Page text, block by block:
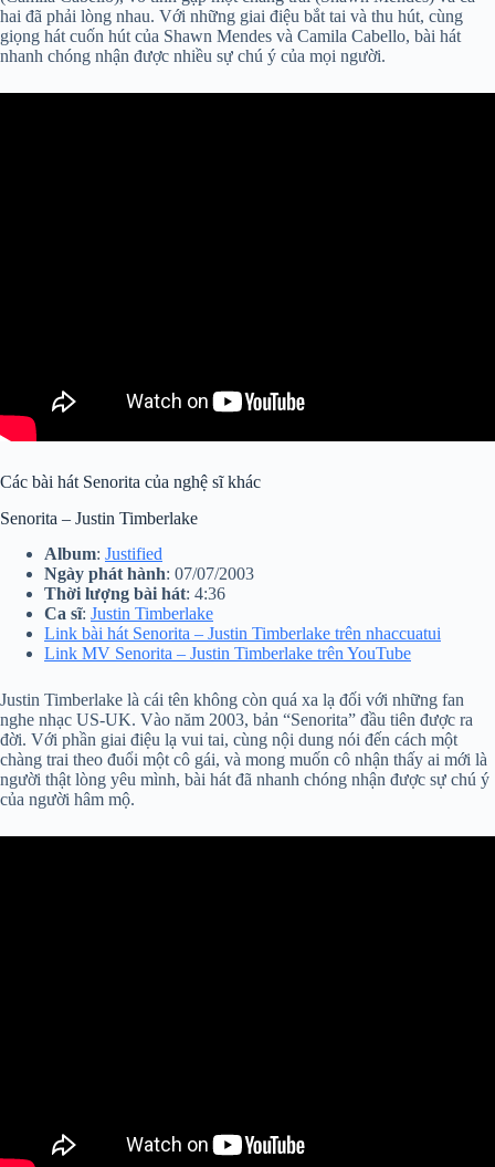
hai đã phải lòng nhau. Với những giai điệu bắt tai và thu hút, cùng
giọng hát cuốn hút của Shawn Mendes và Camila Cabello, bài hát
nhanh chóng nhận được nhiều sự chú ý của mọi người.
Các bài hát Senorita của nghệ sĩ khác
Senorita – Justin Timberlake
Album: Justified
Ngày phát hành: 07/07/2003
Thời lượng bài hát: 4:36
Ca sĩ: Justin Timberlake
Link bài hát Senorita – Justin Timberlake trên nhaccuatui
Link MV Senorita – Justin Timberlake trên YouTube
Justin Timberlake là cái tên không còn quá xa lạ đối với những fan
nghe nhạc US-UK. Vào năm 2003, bản “Senorita” đầu tiên được ra
đời. Với phần giai điệu lạ vui tai, cùng nội dung nói đến cách một
chàng trai theo đuổi một cô gái, và mong muốn cô nhận thấy ai mới là
người thật lòng yêu mình, bài hát đã nhanh chóng nhận được sự chú ý
của người hâm mộ.